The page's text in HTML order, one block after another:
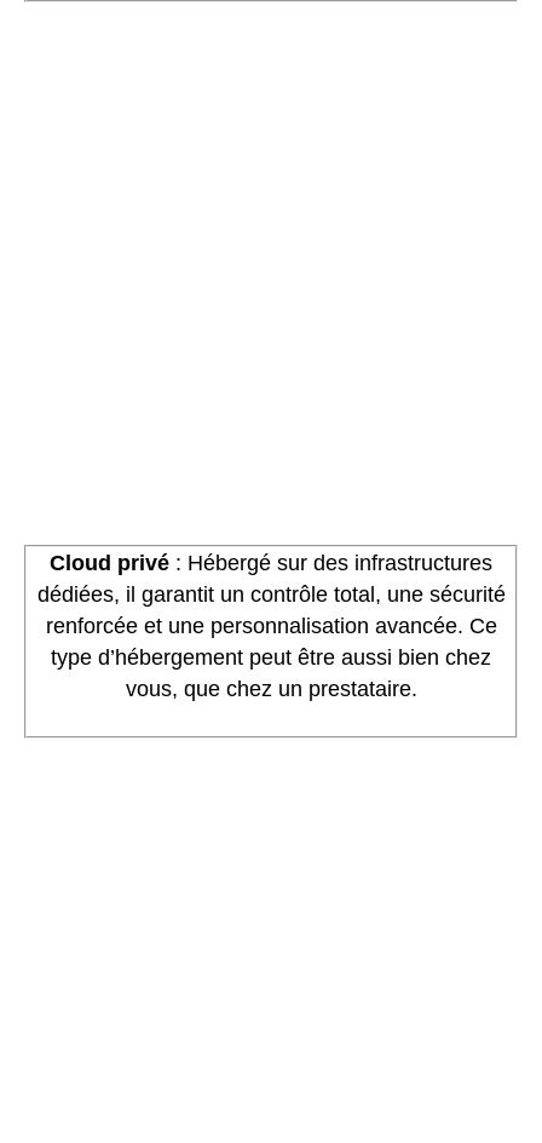
Cloud privé : Hébergé sur des infrastructures
dédiées, il garantit un contrôle total, une sécurité
renforcée et une personnalisation avancée. Ce
type d’hébergement peut être aussi bien chez
vous, que chez un prestataire.